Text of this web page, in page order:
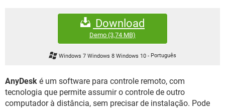
EXCEL
GMAIL
FACEBOOK
EXCEL
GMAIL
WHATSAPP
INSTAGRAM GMAIL
GUIA DE COMPRAS
Download
Demo (3,74 MB)
Windows 7 Windows 8 Windows 10- Português
AnyDesk é um software para controle remoto, com
tecnologia que permite assumir o controle de outro
computador à distância, sem precisar de instalação. Pode